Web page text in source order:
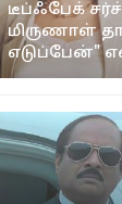
டீப்ஃபேக்
மிருணாள்
எடுப்பேன்"